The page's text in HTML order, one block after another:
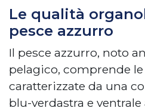
Le qualità
pesce azzurro
Il pesce azzurro, noto
pelagico, comprende
caratterizzate da una
blu-verdastra e